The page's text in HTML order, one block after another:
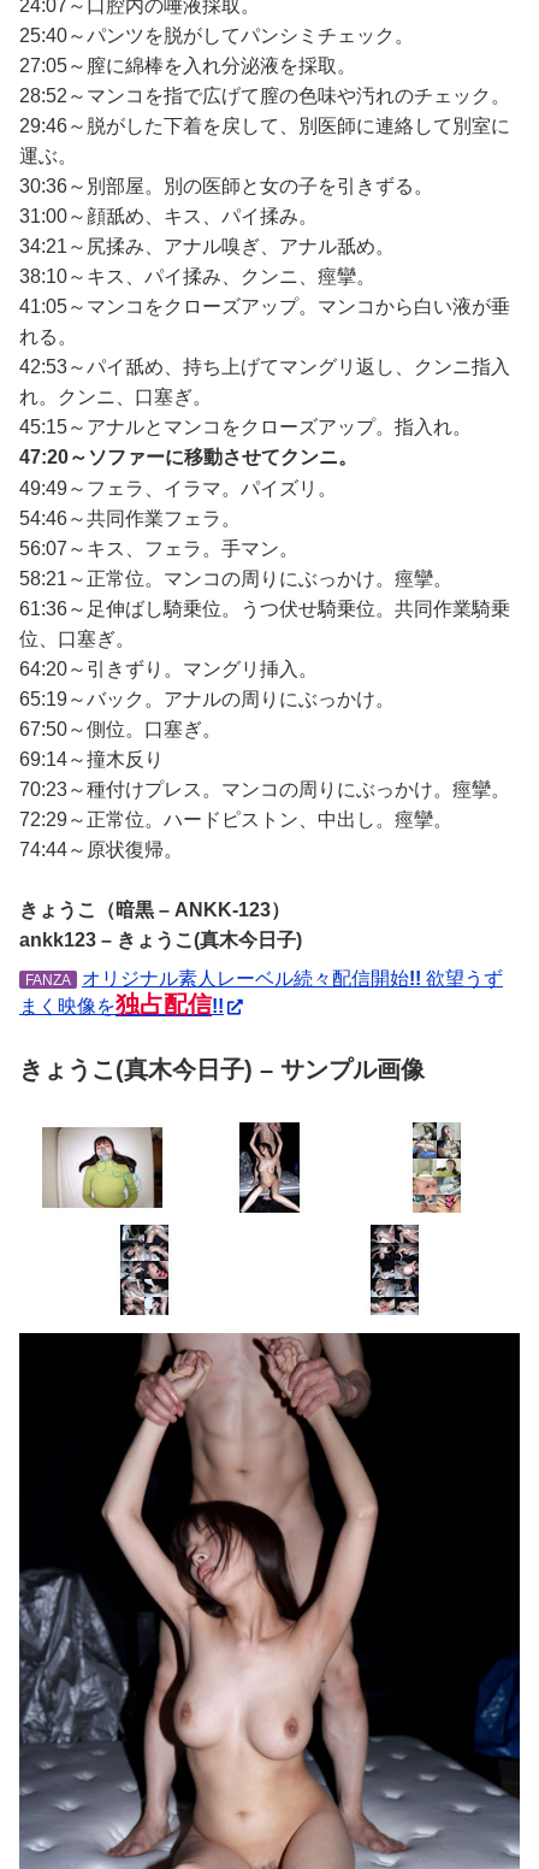
24:07～口腔内の唾液採取。
25:40～パンツを脱がしてパンシミチェック。
27:05～膣に綿棒を入れ分泌液を採取。
28:52～マンコを指で広げて膣の色味や汚れのチェック。
29:46～脱がした下着を戻して、別医師に連絡して別室に
運ぶ。
30:36～別部屋。別の医師と女の子を引きずる。
31:00～顔舐め、キス、パイ揉み。
34:21～尻揉み、アナル嗅ぎ、アナル舐め。
38:10～キス、パイ揉み、クンニ、痙攣。
41:05～マンコをクローズアップ。マンコから白い液が垂
れる。
42:53～パイ舐め、持ち上げてマングリ返し、クンニ指入
れ。クンニ、口塞ぎ。
45:15～アナルとマンコをクローズアップ。指入れ。
47:20～ソファーに移動させてクンニ。
49:49～フェラ、イラマ。パイズリ。
54:46～共同作業フェラ。
56:07～キス、フェラ。手マン。
58:21～正常位。マンコの周りにぶっかけ。痙攣。
61:36～足伸ばし騎乗位。うつ伏せ騎乗位。共同作業騎乗
位、口塞ぎ。
64:20～引きずり。マングリ挿入。
65:19～バック。アナルの周りにぶっかけ。
67:50～側位。口塞ぎ。
69:14～撞木反り
70:23～種付けプレス。マンコの周りにぶっかけ。痙攣。
72:29～正常位。ハードピストン、中出し。痙攣。
74:44～原状復帰。
きょうこ（暗黒 – ANKK-123）
ankk123 – きょうこ(真木今日子)
FANZA オリジナル素人レーベル続々配信開始!! 欲望うず
まく映像を独占配信!!
きょうこ(真木今日子) – サンプル画像